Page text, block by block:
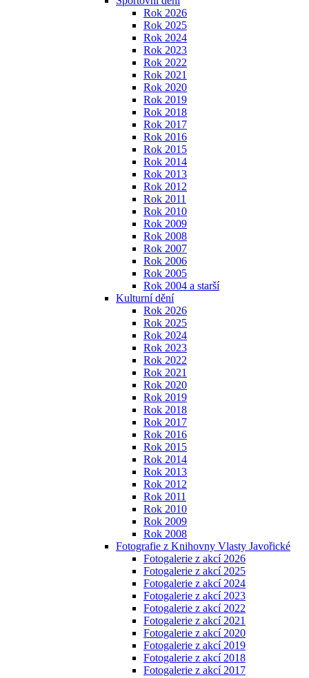
Rok 2026
Rok 2025
Rok 2024
Rok 2023
Rok 2022
Rok 2021
Rok 2020
Rok 2019
Rok 2018
Rok 2017
Rok 2016
Rok 2015
Rok 2014
Rok 2013
Rok 2012
Rok 2011
Rok 2010
Rok 2009
Rok 2008
Rok 2007
Rok 2006
Rok 2005
Rok 2004 a starší
Kulturní dění
Rok 2026
Rok 2025
Rok 2024
Rok 2023
Rok 2022
Rok 2021
Rok 2020
Rok 2019
Rok 2018
Rok 2017
Rok 2016
Rok 2015
Rok 2014
Rok 2013
Rok 2012
Rok 2011
Rok 2010
Rok 2009
Rok 2008
Fotografie z Knihovny Vlasty Javořické
Fotogalerie z akcí 2026
Fotogalerie z akcí 2025
Fotogalerie z akcí 2024
Fotogalerie z akcí 2023
Fotogalerie z akcí 2022
Fotogalerie z akcí 2021
Fotogalerie z akcí 2020
Fotogalerie z akcí 2019
Fotogalerie z akcí 2018
Fotogalerie z akcí 2017